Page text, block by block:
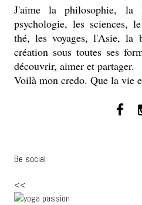
J'aime la philosophie, la
psychologie, les sciences,
thé, les voyages, l'Asie, la
création sous toutes ses
découvrir, aimer et partager.
Voilà mon credo. Que la vie
Be social
<<